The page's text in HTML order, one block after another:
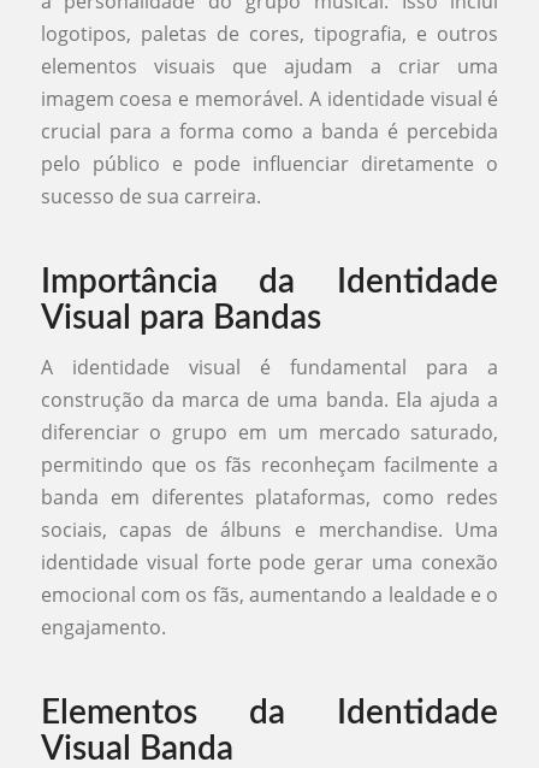
logotipos, paletas de cores, tipografia, e outros
elementos visuais que ajudam a criar uma
imagem coesa e memorável. A identidade visual é
crucial para a forma como a banda é percebida
pelo público e pode influenciar diretamente o
sucesso de sua carreira.
Importância da Identidade
Visual para Bandas
A identidade visual é fundamental para a
construção da marca de uma banda. Ela ajuda a
diferenciar o grupo em um mercado saturado,
permitindo que os fãs reconheçam facilmente a
banda em diferentes plataformas, como redes
sociais, capas de álbuns e merchandise. Uma
identidade visual forte pode gerar uma conexão
emocional com os fãs, aumentando a lealdade e o
engajamento.
Elementos da Identidade
Visual Banda